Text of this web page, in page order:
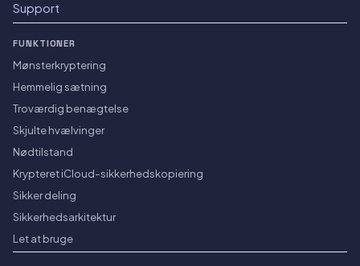
Support
FUNKTIONER
Mønsterkryptering
Hemmelig sætning
Troværdig benægtelse
Skjulte hvælvinger
Nødtilstand
Krypteret iCloud-sikkerhedskopiering
Sikker deling
Sikkerhedsarkitektur
Let at bruge